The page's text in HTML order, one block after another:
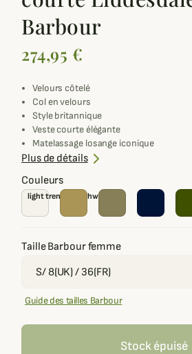
Barbour
274,95 €
Velours côtelé
Col en velours
Style britannique
Veste courte élégante
Matelassage losange iconique
Doublure tartan
Plus de détails
Couleurs
light trench/ birchwood
Taille Barbour femme
Guide des tailles Barbour
Stock épuisé